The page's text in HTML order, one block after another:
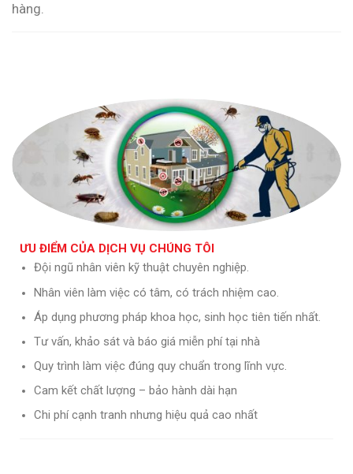
hàng.
ƯU ĐIỂM CỦA DỊCH VỤ CHÚNG TÔI
Đội ngũ nhân viên kỹ thuật chuyên nghiệp.
Nhân viên làm việc có tâm, có trách nhiệm cao.
Áp dụng phương pháp khoa học, sinh học tiên tiến nhất.
Tư vấn, khảo sát và báo giá miễn phí tại nhà
Quy trình làm việc đúng quy chuẩn trong lĩnh vực.
Cam kết chất lượng – bảo hành dài hạn
Chi phí cạnh tranh nhưng hiệu quả cao nhất